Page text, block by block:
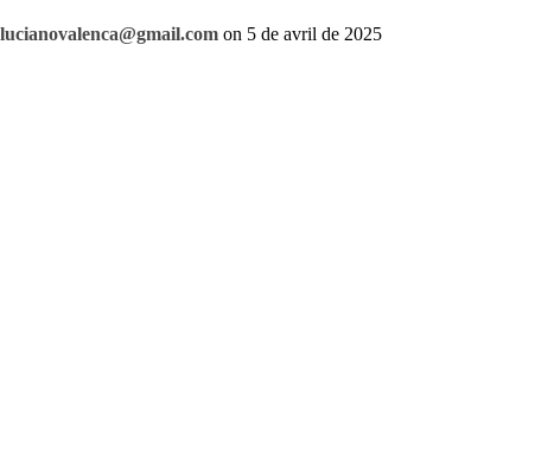
lucianovalenca@gmail.com on 5 de avril de 2025